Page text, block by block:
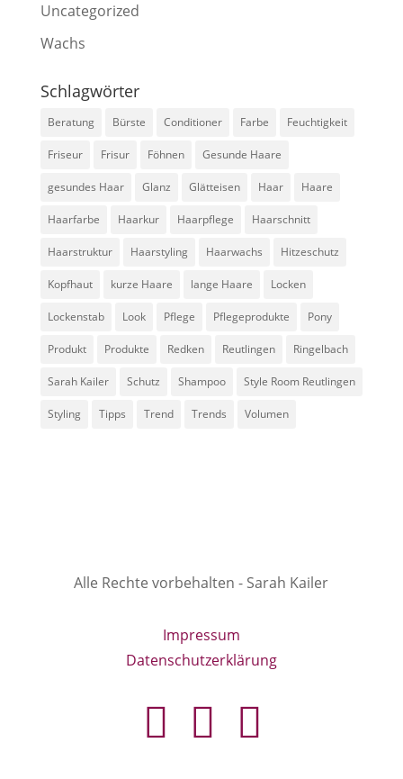
Uncategorized
Wachs
Schlagwörter
Beratung Bürste Conditioner Farbe Feuchtigkeit
Friseur Frisur Föhnen Gesunde Haare
gesundes Haar Glanz Glätteisen Haar Haare
Haarfarbe Haarkur Haarpflege Haarschnitt
Haarstruktur Haarstyling Haarwachs Hitzeschutz
Kopfhaut kurze Haare lange Haare Locken
Lockenstab Look Pflege Pflegeprodukte Pony
Produkt Produkte Redken Reutlingen Ringelbach
Sarah Kailer Schutz Shampoo Style Room Reutlingen
Styling Tipps Trend Trends Volumen
Alle Rechte vorbehalten - Sarah Kailer
Impressum
Datenschutzerklärung